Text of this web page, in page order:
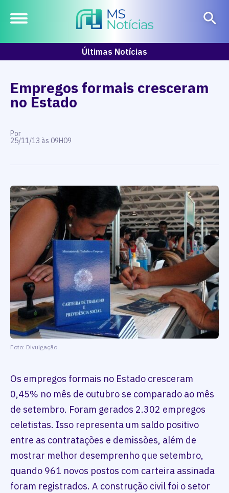
Últimas Notícias
Empregos formais cresceram
no Estado
Por
25/11/13 às 09H09
Foto: Divulgação
Os empregos formais no Estado cresceram
0,45% no mês de outubro se comparado ao mês
de setembro. Foram gerados 2.302 empregos
celetistas. Isso representa um saldo positivo
entre as contratações e demissões, além de
mostrar melhor desemprenho que setembro,
quando 961 novos postos com carteira assinada
foram registrados. A construção civil foi o setor